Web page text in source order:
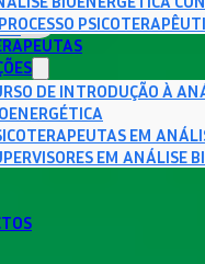
DE INTRODUÇÃO À
EM
EM ANÁLISE